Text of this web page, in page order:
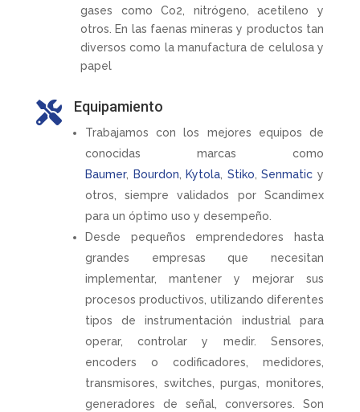
gases como Co2, nitrógeno, acetileno y
otros. En las faenas mineras y productos tan
diversos como la manufactura de celulosa y
papel
 Equipamiento
Trabajamos con los mejores equipos de
conocidas marcas como
Baumer, Bourdon Kytola Stiko ,Senmatic y
otros, siempre validados por Scandimex
para un óptimo uso y desempeño.
Desde pequeños emprendedores hasta
grandes empresas que necesitan
implementar, mantener y mejorar sus
procesos productivos, utilizando diferentes
tipos de instrumentación industrial para
operar, controlar y medir. Sensores,
encoders o codificadores, medidores,
transmisores, switches, purgas, monitores,
generadores de señal, conversores. Son